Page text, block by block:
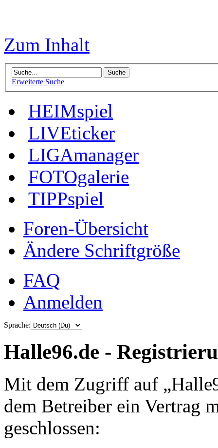
Zum Inhalt
Erweiterte Suche
HEIMspiel
LIVEticker
LIGAmanager
FOTOgalerie
TIPPspiel
Foren-Übersicht
Ändere Schriftgröße
FAQ
Anmelden
Sprache:
Halle96.de -
Mit dem Zugriff auf
dem Betreiber ein Vertrag
geschlossen: